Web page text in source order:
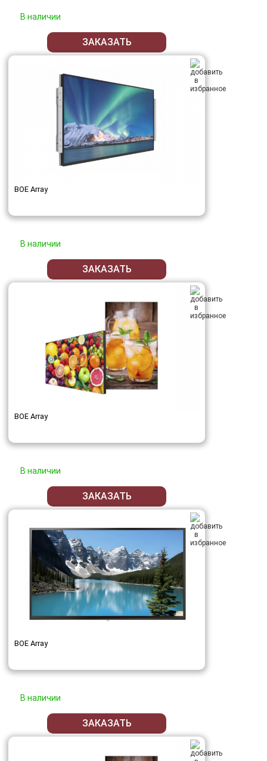
В наличии
ЗАКАЗАТЬ
BOE Array
В наличии
ЗАКАЗАТЬ
BOE Array
В наличии
ЗАКАЗАТЬ
BOE Array
В наличии
ЗАКАЗАТЬ